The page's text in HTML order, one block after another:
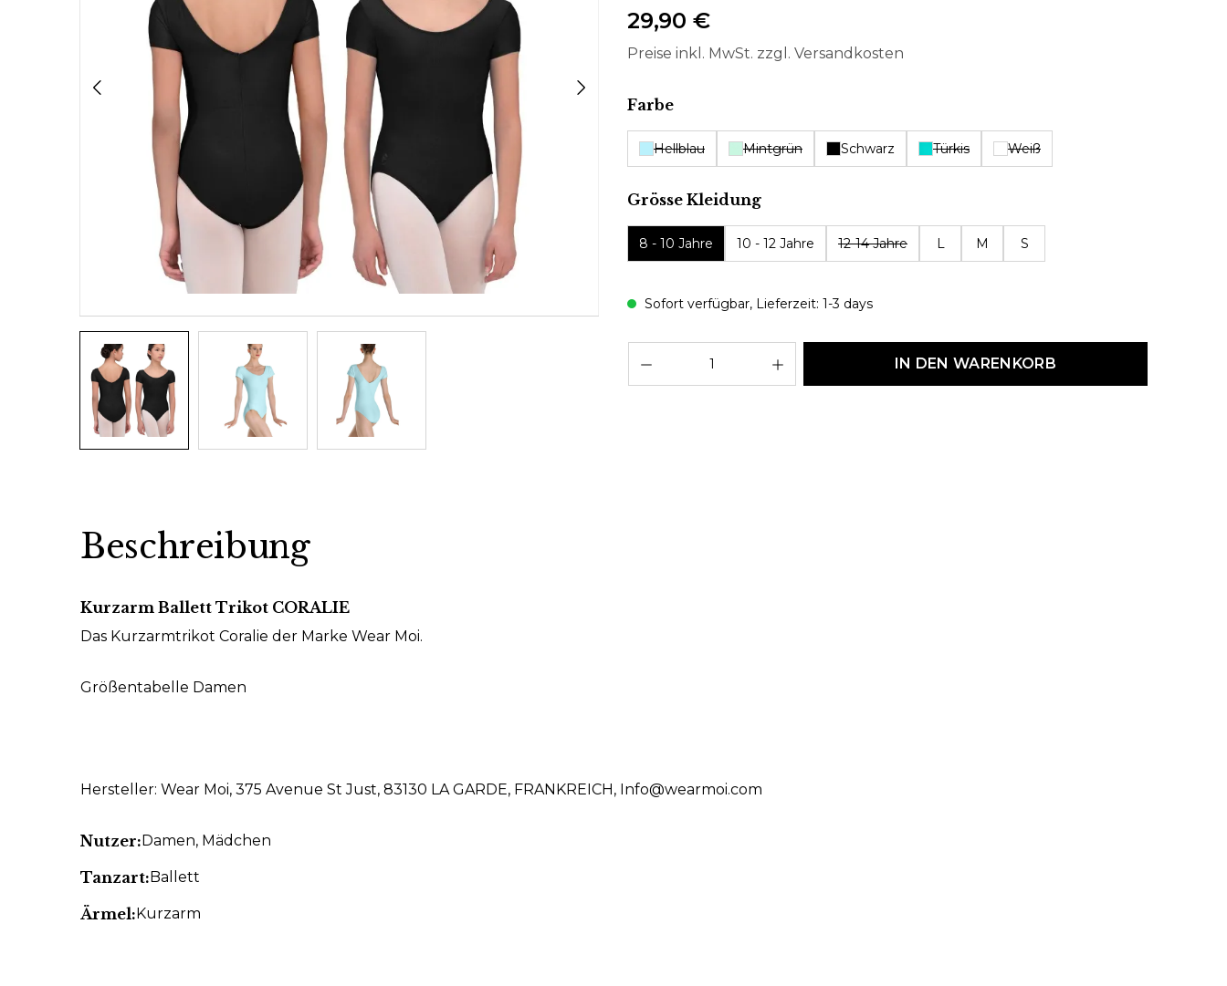
29,90 €
Preise inkl. MwSt. zzgl. Versandkosten
Farbeauswählen
Hellblau Mintgrün Schwarz Türkis Weiß
Grösse Kleidungauswählen
8 - 10 Jahre 10 - 12 Jahre 12-14 Jahre L M S
Sofort verfügbar, Lieferzeit: 1-3 days
IN DEN WARENKORB
Beschreibung
Kurzarm Ballett Trikot CORALIE
Das Kurzarmtrikot Coralie der Marke Wear Moi.
Größentabelle Damen
Hersteller: Wear Moi, 375 Avenue St Just, 83130 LA GARDE, FRANKREICH, Info@wearmoi.com
Nutzer:Damen, Mädchen
Tanzart:Ballett
Ärmel:Kurzarm